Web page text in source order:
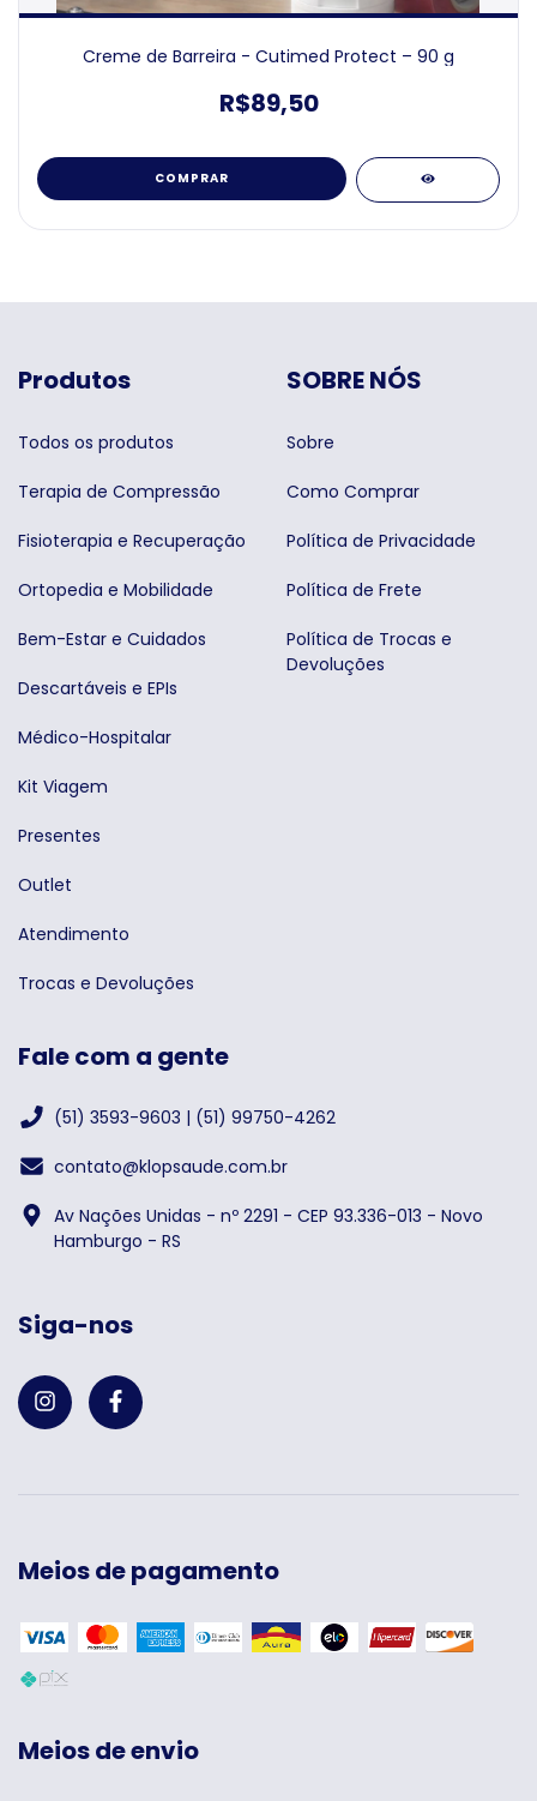
Creme de Barreira - Cutimed Protect – 90 g
R$89,50
Produtos
Todos os produtos
Terapia de Compressão
Fisioterapia e Recuperação
Ortopedia e Mobilidade
Bem-Estar e Cuidados
Descartáveis e EPIs
Médico-Hospitalar
Kit Viagem
Presentes
Outlet
Atendimento
Trocas e Devoluções
SOBRE NÓS
Sobre
Como Comprar
Política de Privacidade
Política de Frete
Política de Trocas e
Devoluções
Fale com a gente
(51) 3593-9603 | (51) 99750-4262
contato@klopsaude.com.br
Av Nações Unidas - nº 2291 - CEP 93.336-013 - Novo
Hamburgo - RS
Siga-nos
Meios de pagamento
Meios de envio